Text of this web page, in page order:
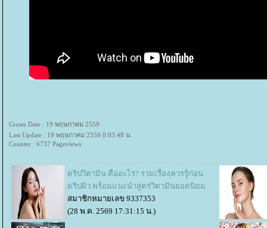
Create Date : 19 พฤษภาคม 2559
Last Update : 19 พฤษภาคม 2559 0:03:48 น.
Counter : 6737 Pageviews.
ดริปวิตามิน คืออะไร? รวมเรื่องควรรู้ก่อน
ดริปผิว พร้อมแนะนำสูตรวิตามินยอดนิยม
สมาชิกหมายเลข 9337353
(28 พ.ค. 2569 17:31:15 น.)